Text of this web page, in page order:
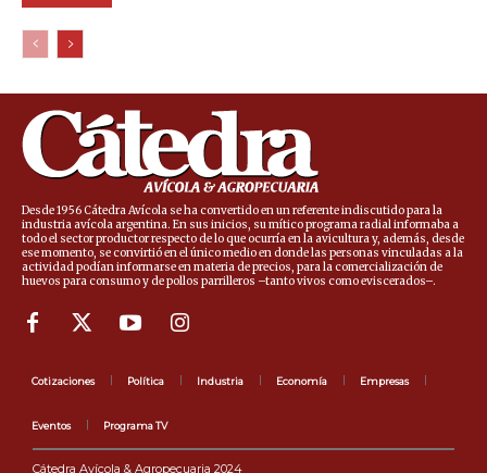
Desde 1956 Cátedra Avícola se ha convertido en un referente indiscutido para la
industria avícola argentina. En sus inicios, su mítico programa radial informaba a
todo el sector productor respecto de lo que ocurría en la avicultura y, además, desde
ese momento, se convirtió en el único medio en donde las personas vinculadas a la
actividad podían informarse en materia de precios, para la comercialización de
huevos para consumo y de pollos parrilleros –tanto vivos como eviscerados–.
Cotizaciones Política Industria Economía Empresas
Eventos Programa TV
Cátedra Avícola & Agropecuaria 2024